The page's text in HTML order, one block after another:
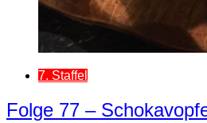
7. Staffel
Folge 77 –